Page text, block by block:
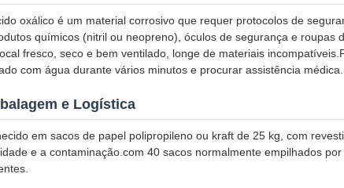
oxálico é um material corrosivo que requer protocolos de
químicos (nitril ou neopreno), óculos de segurança e
fresco, seco e bem ventilado, longe de materiais
com água durante vários minutos e procurar assistência médica.
e Logística
em sacos de papel polipropileno ou kraft de 25 kg, com
e a contaminação.com 40 sacos normalmente empilhados